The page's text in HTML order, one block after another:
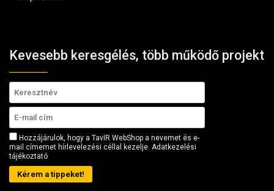
Kevesebb keresgélés, több működő projekt
Hozzájárulok, hogy a TavIR WebShop a nevemet és e-
mail címemet hírlevelezési céllal kezelje. Adatkezelési
tájékoztató
Kérem a tippeket!